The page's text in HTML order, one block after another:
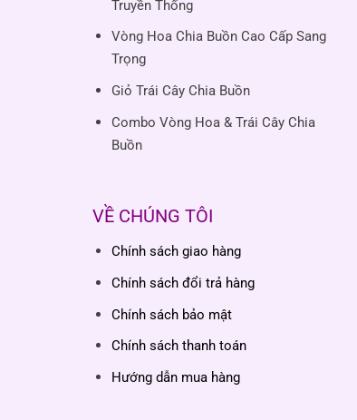
Truyền Thống
Vòng Hoa Chia Buồn Cao Cấp Sang
Trọng
Giỏ Trái Cây Chia Buồn
Combo Vòng Hoa & Trái Cây Chia
Buồn
VỀ CHÚNG TÔI
Chính sách giao hàng
Chính sách đổi trả hàng
Chính sách bảo mật
Chính sách thanh toán
Hướng dẫn mua hàng